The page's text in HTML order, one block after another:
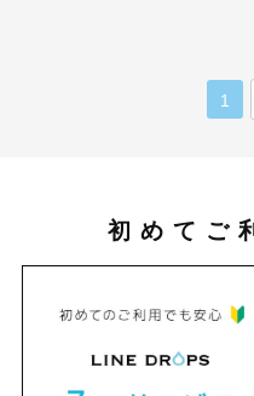
1
初めてご